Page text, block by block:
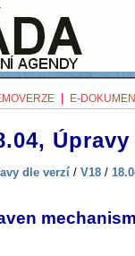
E-
dle verzí / V18 /